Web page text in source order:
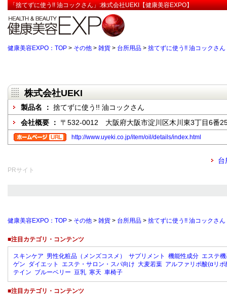
「捨てずに使う!! 油コックさん」:株式会社UEKI【健康美容EXPO】
健康美容EXPO：TOP > その他 > 雑貨 > 台所用品 > 捨てずに使う!! 油コックさん
株式会社UEKI
製品名 ： 捨てずに使う!! 油コックさん
会社概要 ： 〒532-0012 大阪府大阪市淀川区木川東3丁目6番
http://www.uyeki.co.jp/item/oil/details/index.html
台
PRサイト
健康美容EXPO：TOP > その他 > 雑貨 > 台所用品 > 捨てずに使う!! 油コックさん
■注目カテゴリ・コンテンツ
スキンケア 男性化粧品（メンズコスメ） サプリメント 機能性成分 エステ
ゲン ダイエット エステ・サロン・スパ向け 大麦若葉 アルファリポ酸(αリポ
テイン ブルーベリー 豆乳 寒天 車椅子
■注目カテゴリ・コンテンツ